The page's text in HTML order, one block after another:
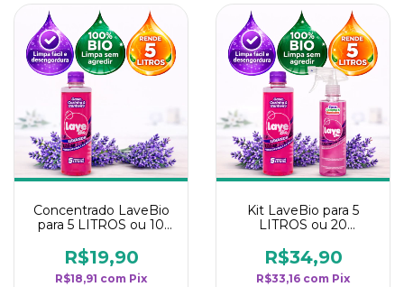
Concentrado LaveBio
para 5 LITROS ou 10
rendimento da
categoria - Lavanda
R$19,90
R$18,91 com Pix
Kit LaveBio para 5
LITROS ou 20
rendimento da
categoria - Lavanda
R$34,90
R$33,16 com Pix